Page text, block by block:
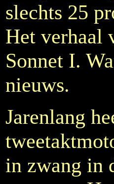
slechts 25
Het verhaal
Sonnet I.
nieuws.
Jarenlang
in zwang in